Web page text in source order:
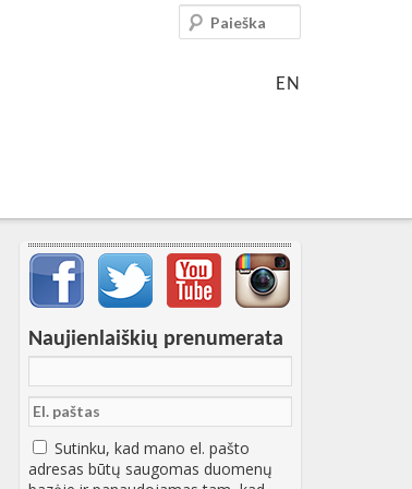
EN
Paieška
Svarbių įrašų meniu
Naujienlaiškių prenumerata
Sutinku, kad mano el. pašto
adresas būtų saugomas duomenų